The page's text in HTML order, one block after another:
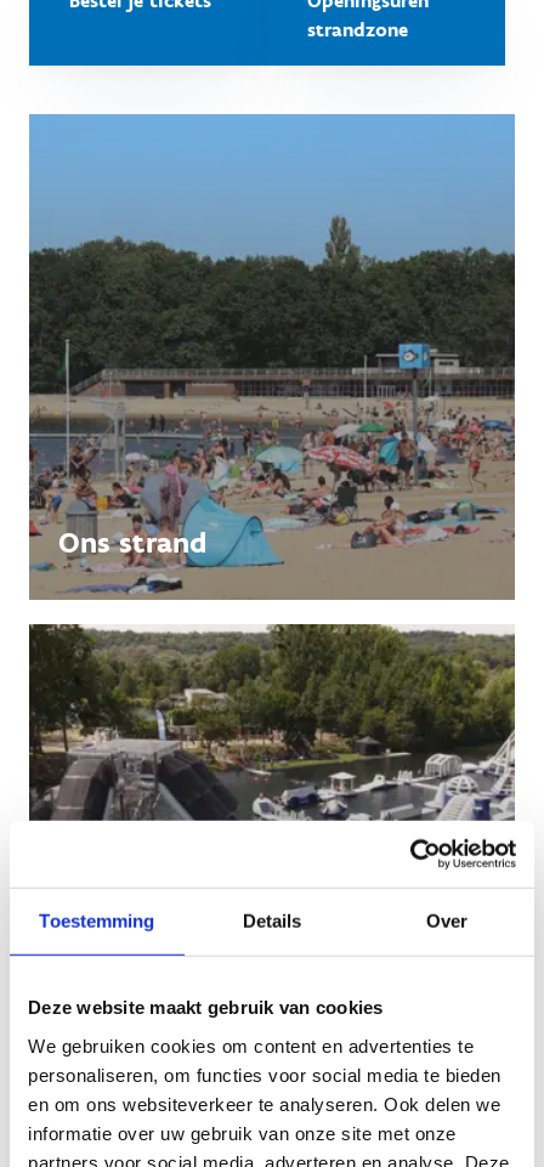
Toestemming Details Over
Deze website maakt gebruik van cookies
We gebruiken cookies om content en advertenties te
personaliseren, om functies voor social media te bieden
en om ons websiteverkeer te analyseren. Ook delen we
informatie over uw gebruik van onze site met onze
partners voor social media, adverteren en analyse. Deze
strandzone
Ons strand
Waterjumppark